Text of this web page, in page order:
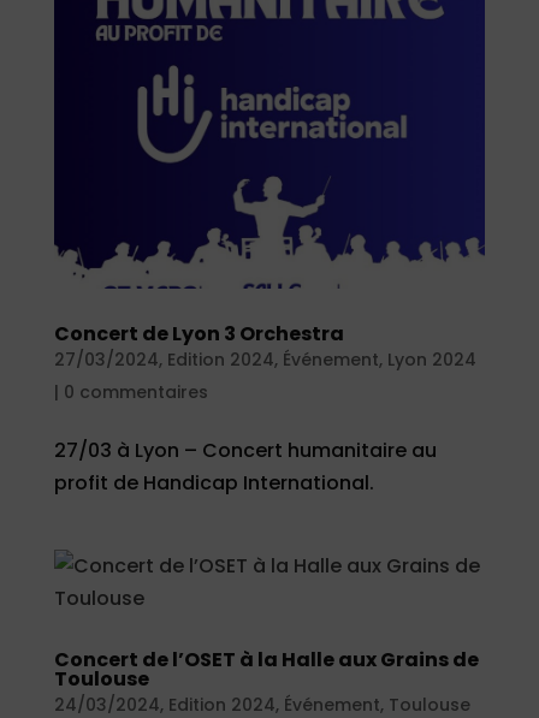
Concert de Lyon 3 Orchestra
27/03/2024, Edition 2024, Événement, Lyon 2024
| 0 commentaires
27/03 à Lyon – Concert humanitaire au
profit de Handicap International.
Concert de l’OSET à la Halle aux Grains de
Toulouse
24/03/2024, Edition 2024, Événement, Toulouse